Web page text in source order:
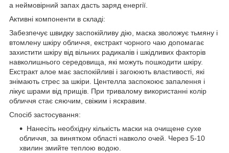
а неймовірний запах дасть заряд енергії.
Активні компоненти в складі:
Забезпечує швидку заспокійливу дію, маска зволожує тьмяну і
втомлену шкіру обличчя, екстракт чорного чаю допомагає
захистити шкіру від вільних радикалів і шкідливих факторів
навколишнього середовища, які можуть пошкодити шкіру.
Екстракт алое має заспокійливі і загоюють властивості, які
знімають стрес за шкіри. Центелла заспокоює запалення і
лікує шрами від прищів. При тривалому використанні колір
обличчя стає сяючим, свіжим і яскравим.
Спосіб застосування:
Нанесіть необхідну кількість маски на очищене сухе
обличчя, за винятком області навколо очей. Через 5-10
хвилин змийте теплою водою.